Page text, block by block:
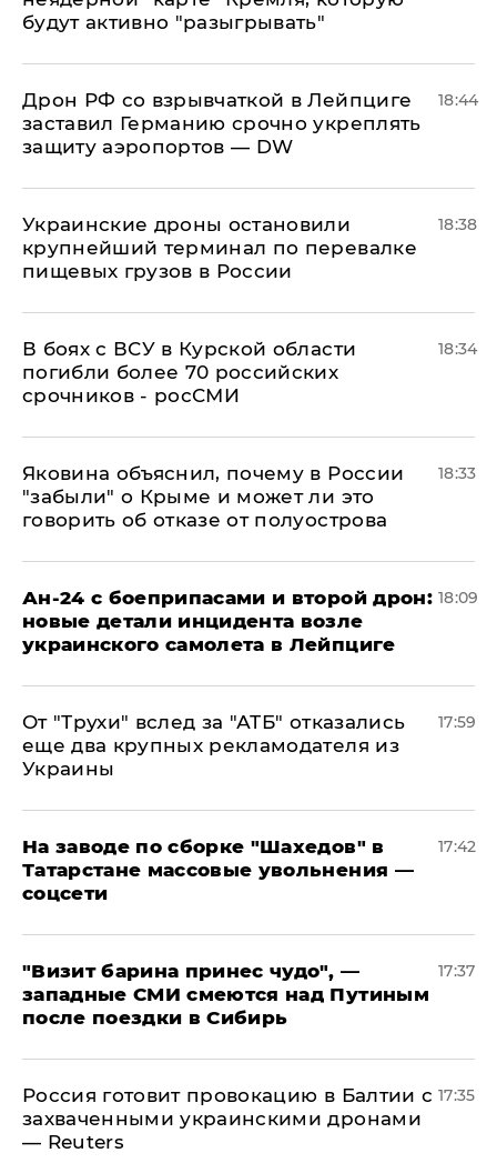
будут активно "разыгрывать"
​Дрон РФ со взрывчаткой в Лейпциге
заставил Германию срочно укреплять
защиту аэропортов — DW
18:44
Украинские дроны остановили
крупнейший терминал по перевалке
пищевых грузов в России
18:38
В боях с ВСУ в Курской области
погибли более 70 российских
срочников - росСМИ
18:34
Яковина объяснил, почему в России
"забыли" о Крыме и может ли это
говорить об отказе от полуострова
18:33
Ан-24 с боеприпасами и второй дрон:
новые детали инцидента возле
украинского самолета в Лейпциге
18:09
От "Трухи" вслед за "АТБ" отказались
еще два крупных рекламодателя из
Украины
17:59
На заводе по сборке "Шахедов" в
Татарстане массовые увольнения —
соцсети
17:42
"Визит барина принес чудо", —
западные СМИ смеются над Путиным
после поездки в Сибирь
17:37
​Россия готовит провокацию в Балтии с
захваченными украинскими дронами
— Reuters
17:35